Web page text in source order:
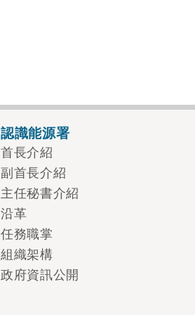
認識能源署
首長介紹
副首長介紹
主任秘書介紹
沿革
任務職掌
組織架構
政府資訊公開